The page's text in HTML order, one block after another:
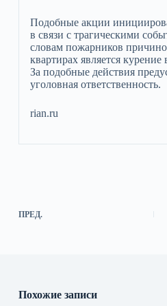
Подобные акции
в связи с трагическими
словам пожарников
квартирах является курение
За подобные действия
уголовная ответственность.
rian.ru
ПРЕД.
Похожие записи